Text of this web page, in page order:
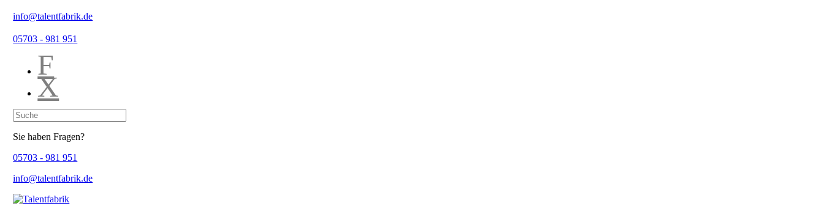
info@talentfabrik.de
05703 - 981 951
F
X
Sie haben Fragen?
05703 - 981 951
info@talentfabrik.de